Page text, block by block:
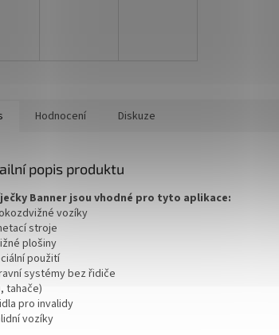
Hodnocení Diskuze
popis produktu
Banner jsou vhodné pro tyto aplikace:
vozíky
stroje
plošiny
použití
systémy bez řidiče
tahače)
pro invalidy
vozíky